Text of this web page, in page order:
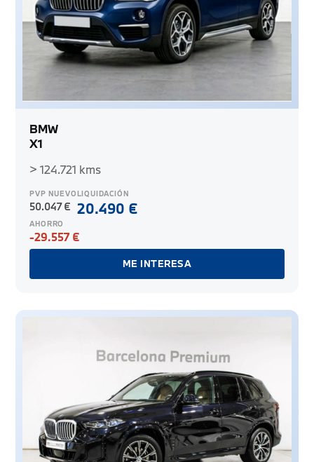
BMW
X1
> 124.721 kms
PVP NUEVO
50.047 €
LIQUIDACIÓN
20.490 €
AHORRO
-29.557 €
ME INTERESA